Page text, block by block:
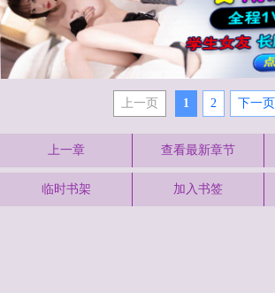
上一页 1 2 下一页
上一章 查看最新章节
临时书架 加入书签